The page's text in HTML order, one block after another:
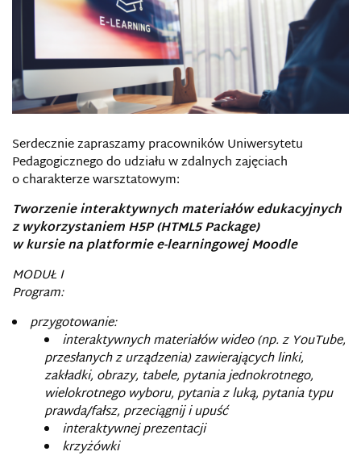
Serdecznie zapraszamy pracowników Uniwersytetu
Pedagogicznego do udziału w zdalnych zajęciach
o charakterze warsztatowym:
Tworzenie interaktywnych materiałów edukacyjnych
z wykorzystaniem H5P (HTML5 Package)
w kursie na platformie e-learningowej Moodle
MODUŁ I
Program:
przygotowanie:
interaktywnych materiałów wideo (np. z YouTube,
przesłanych z urządzenia) zawierających linki,
zakładki, obrazy, tabele, pytania jednokrotnego,
wielokrotnego wyboru, pytania z luką, pytania typu
prawda/fałsz, przeciągnij i upuść
interaktywnej prezentacji
krzyżówki